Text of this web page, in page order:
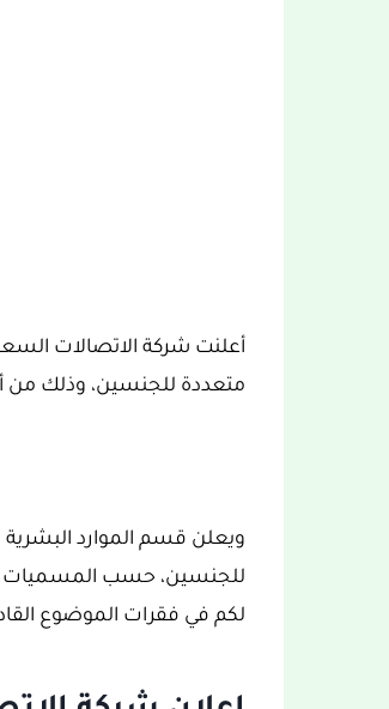
متعددة للجنسين، وذلك من
للجنسين، حسب المسميات
لكم في فقرات الموضوع